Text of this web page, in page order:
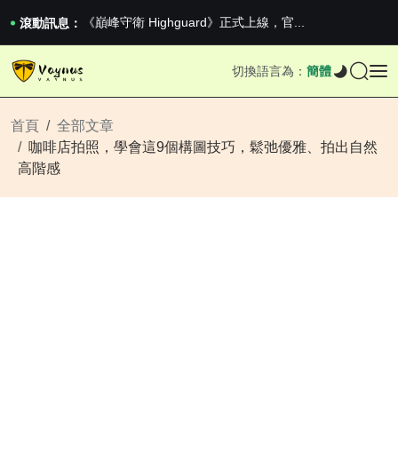
滾動訊息：
iPhone 16e 釋出，蘋果你不要太離譜
2026澳網男單收官：全滿貫對上全滿亞，德約...
《巔峰守衛 Highguard》正式上線，官...
切換語言為： 簡體
首頁
全部文章
咖啡店拍照，學會這9個構圖技巧，鬆弛優雅、拍出自然
高階感